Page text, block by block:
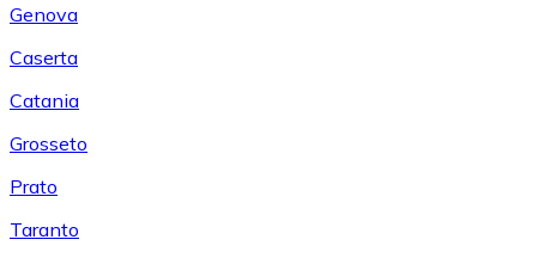
Genova
Caserta
Catania
Grosseto
Prato
Taranto